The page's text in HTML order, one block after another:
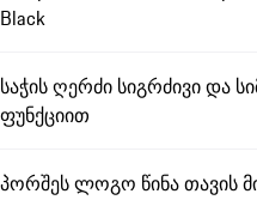
Black
საჭის ღერძი სიგრძივი და
ფუნქციით
პორშეს ლოგო წინა თავის